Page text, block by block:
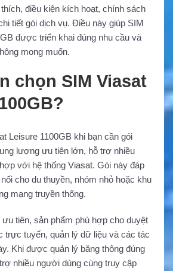
điều kiện kích hoạt, chính sách
tiết gói dịch vụ. Điều này giúp SIM
được triển khai đúng nhu cầu và
mong muốn.
chọn SIM Viasat
Leisure 1100GB khi bạn cần gói
lượng ưu tiên lớn, hỗ trợ nhiều
với hệ thống Viasat. Gói này đáp
cho du thuyền, nhóm nhỏ hoặc khu
mạng truyền thống.
tiên, sản phẩm phù hợp cho duyệt
trực tuyến, quản lý dữ liệu và các tác
Khi được quản lý băng thông đúng
nhiều người dùng cùng truy cập